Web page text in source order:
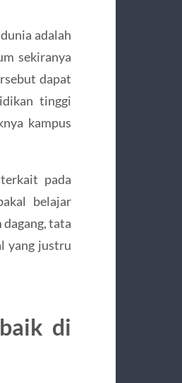
adalah
sekiranya
dapat
tinggi
kampus
pada
belajar
tata
yang justru
di